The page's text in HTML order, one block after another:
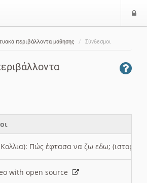
περιβάλλοντα μάθησης Σύνδεσμοι
Πώς έφτασα να ζω εδω; (ιστορια)
with open source